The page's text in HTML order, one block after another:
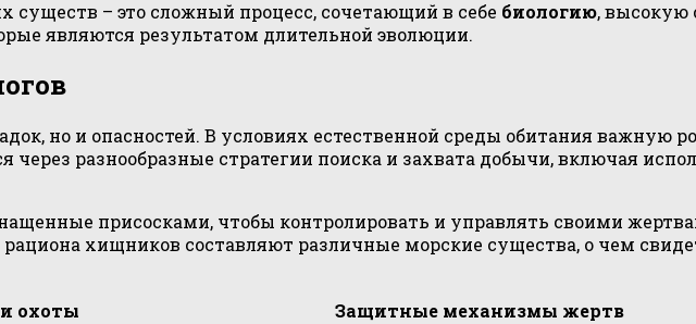
существ – это сложный процесс, сочетающий в себе биологию, высокую
являются результатом длительной эволюции.
но и опасностей. В условиях естественной среды обитания важную
через разнообразные стратегии поиска и захвата добычи, включая
присосками, чтобы контролировать и управлять своими
хищников составляют различные морские существа, о чем
охоты
Защитные механизмы жертв